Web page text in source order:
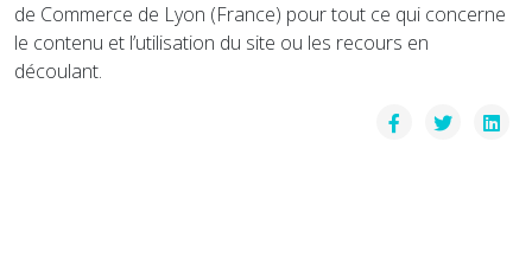
de Commerce de Lyon (France) pour tout ce qui concerne
le contenu et l’utilisation du site ou les recours en
découlant.